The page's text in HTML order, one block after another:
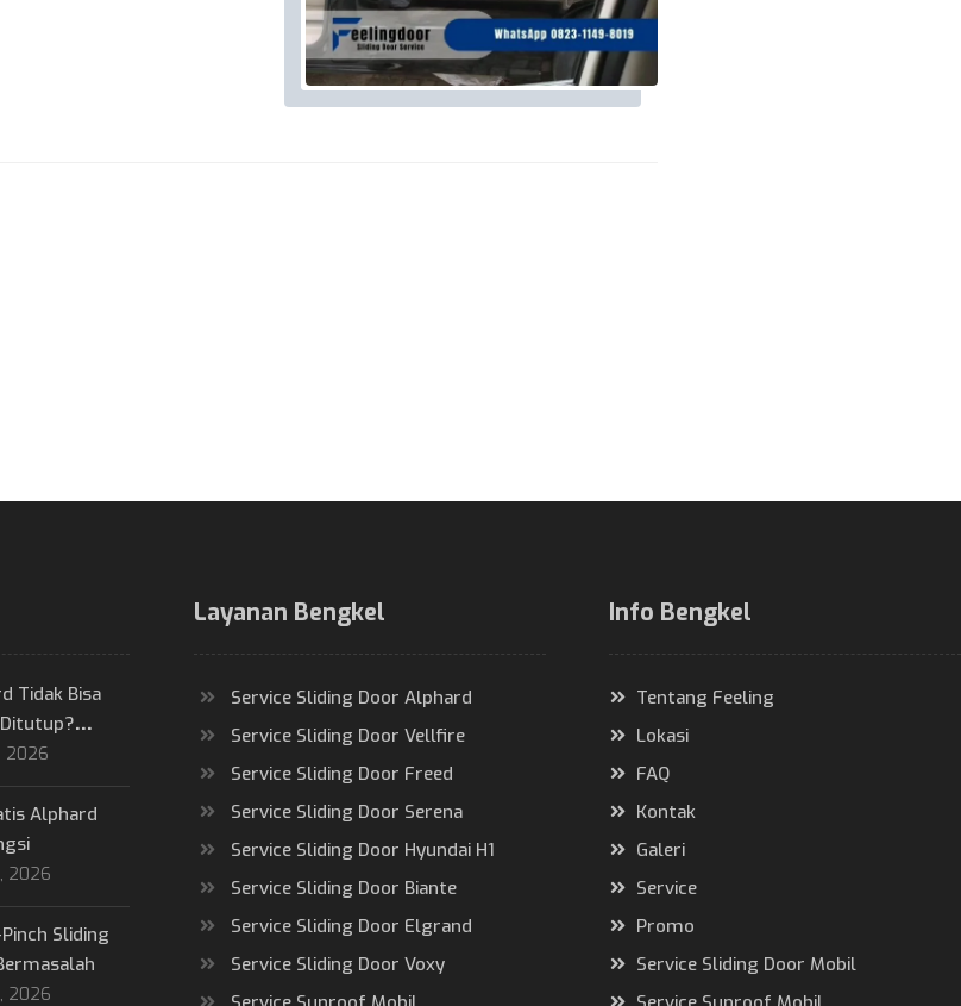
Tidak Bisa
2026
Alphard
2026
Sliding
2026
Layanan Bengkel
Service Sliding Door Alphard
Service Sliding Door Vellfire
Service Sliding Door Freed
Service Sliding Door Serena
Service Sliding Door Hyundai H1
Service Sliding Door Biante
Service Sliding Door Elgrand
Service Sliding Door Voxy
Info Bengkel
Tentang Feeling
Lokasi
FAQ
Kontak
Galeri
Service
Promo
Service Sliding Door Mobil